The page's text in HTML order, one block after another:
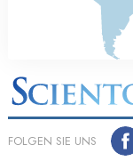
FOLGEN SIE UNS